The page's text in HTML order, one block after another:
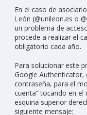
En el caso de
León (@unileon.es o
un problema de
procede a realizar el
obligatorio cada año.
Para solucionar este
Google Authenticator,
contraseña, para el
cuenta” tocando en
esquina superior
siguiente mensaje: